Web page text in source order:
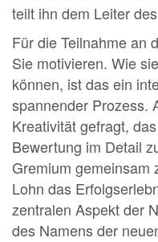
teilt ihn dem Leiter
Für die Teilnahme an
Sie motivieren. Wie
können, ist das ein
spannender Prozess.
Kreativität gefragt,
Bewertung im Detail
Gremium gemeinsam
Lohn das
zentralen Aspekt der
des Namens der